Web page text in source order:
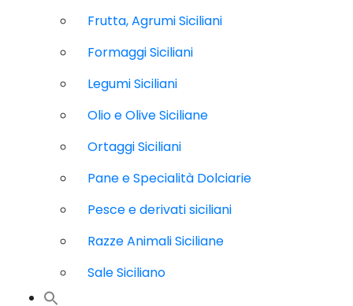
Frutta, Agrumi Siciliani
Formaggi Siciliani
Legumi Siciliani
Olio e Olive Siciliane
Ortaggi Siciliani
Pane e Specialità Dolciarie
Pesce e derivati siciliani
Razze Animali Siciliane
Sale Siciliano